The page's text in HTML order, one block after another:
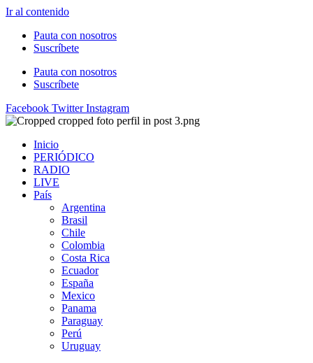
Ir al contenido
Pauta con nosotros
Suscríbete
Pauta con nosotros
Suscríbete
Facebook Twitter Instagram
Inicio
PERIÓDICO
RADIO
LIVE
País
Argentina
Brasil
Chile
Colombia
Costa Rica
Ecuador
España
Mexico
Panama
Paraguay
Perú
Uruguay